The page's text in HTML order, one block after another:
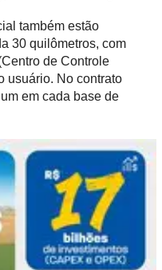
também estão
30 quilômetros, com
de Controle
usuário. No contrato
em cada base de